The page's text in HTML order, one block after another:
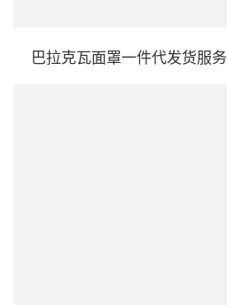
巴拉克瓦面罩一件代发货服务